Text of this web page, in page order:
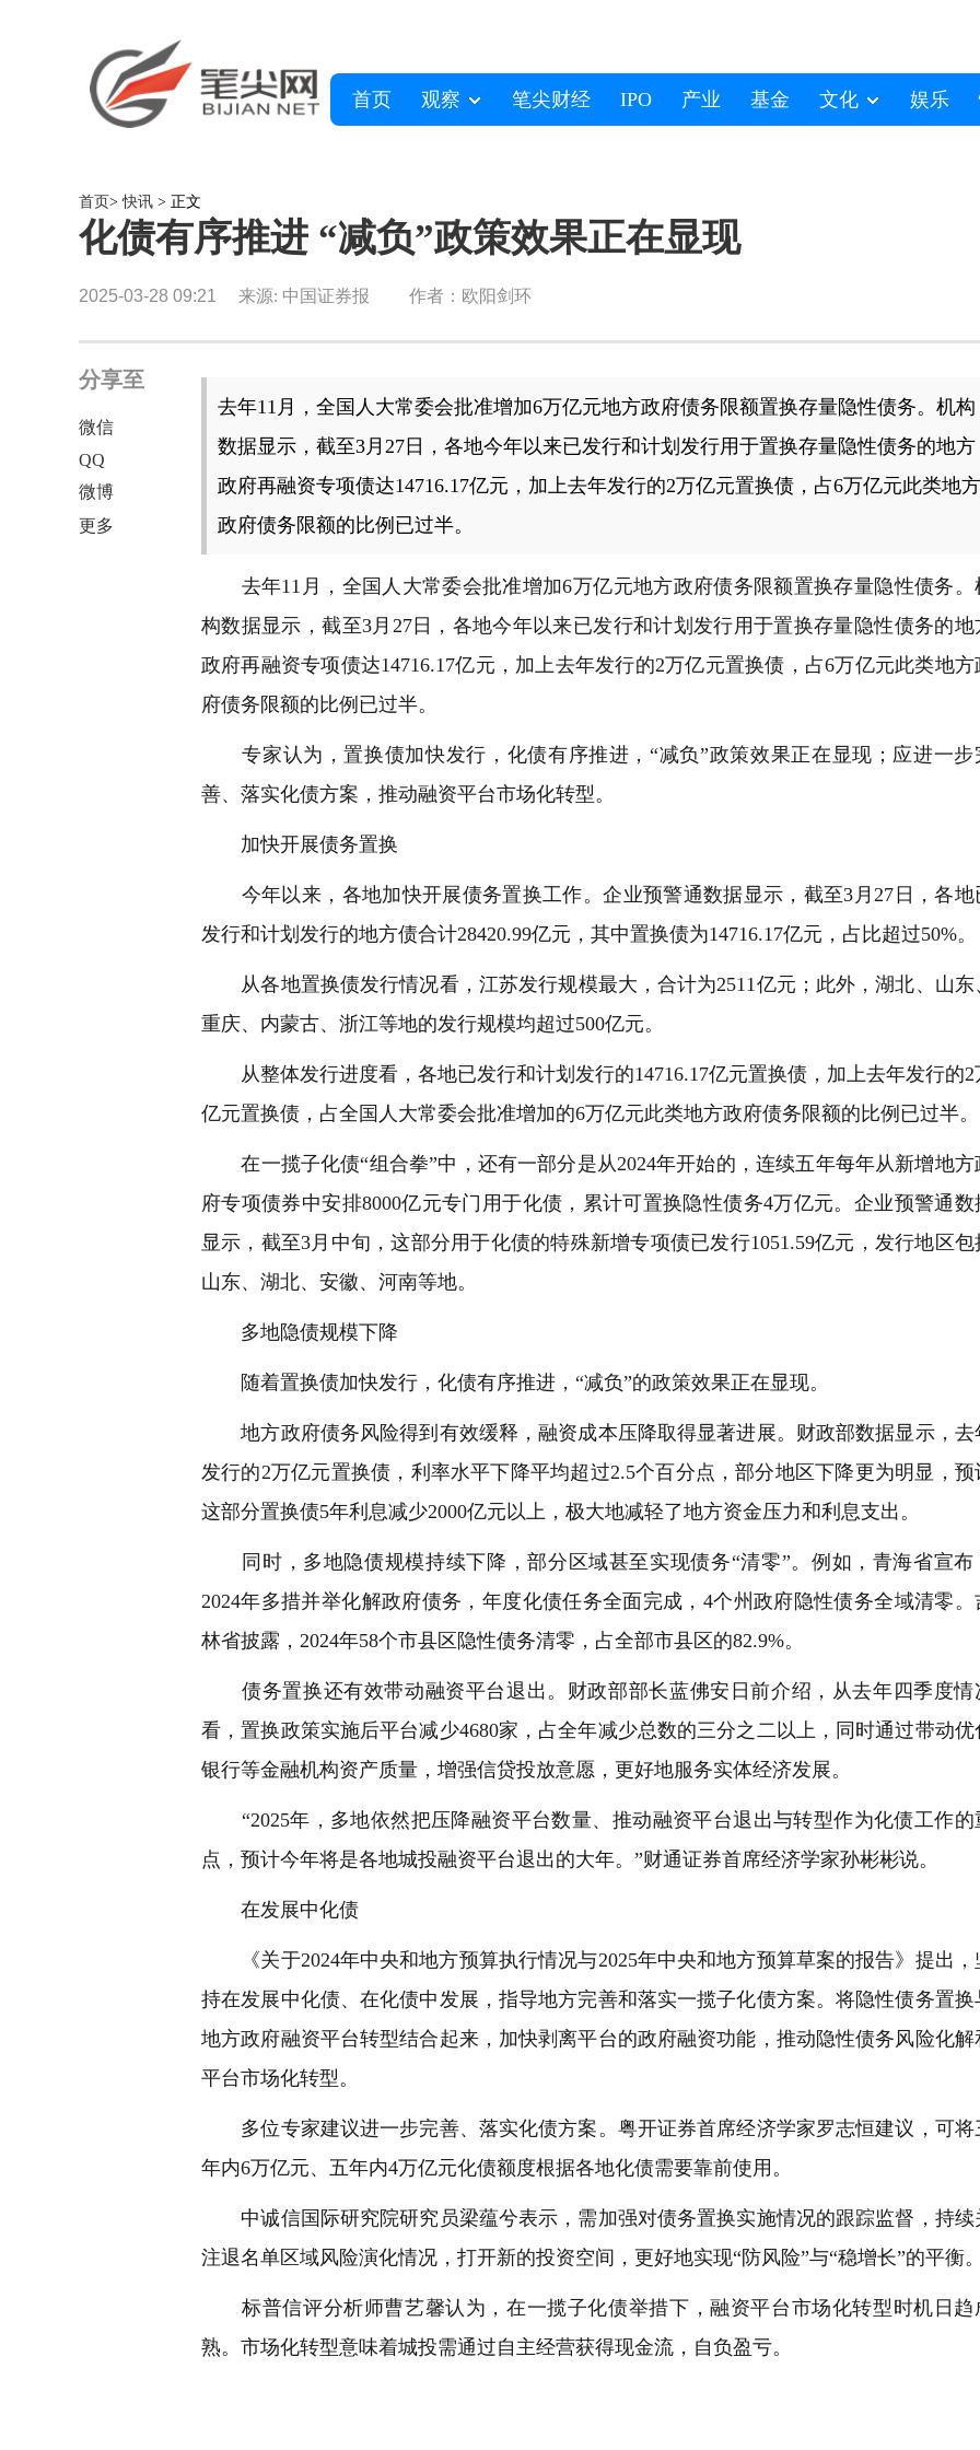
首页 观察 笔尖财经 IPO 产业 基金 文化 娱乐
首页>快讯 > 正文
化债有序推进 “减负”政策效果正在显现
2025-03-28 09:21 来源: 中国证券报 作者：欧阳剑环
分享至
微信
QQ
微博
更多
去年11月，全国人大常委会批准增加6万亿元地方政府债务限额置换存量隐性债务。机构
数据显示，截至3月27日，各地今年以来已发行和计划发行用于置换存量隐性债务的地方
政府再融资专项债达14716.17亿元，加上去年发行的2万亿元置换债，占6万亿元此类地方
政府债务限额的比例已过半。
去年11月，全国人大常委会批准增加6万亿元地方政府债务限额置换存量隐性债务。
构数据显示，截至3月27日，各地今年以来已发行和计划发行用于置换存量隐性债务的地
政府再融资专项债达14716.17亿元，加上去年发行的2万亿元置换债，占6万亿元此类地方
府债务限额的比例已过半。
专家认为，置换债加快发行，化债有序推进，“减负”政策效果正在显现；应进一步
善、落实化债方案，推动融资平台市场化转型。
加快开展债务置换
今年以来，各地加快开展债务置换工作。企业预警通数据显示，截至3月27日，各地
发行和计划发行的地方债合计28420.99亿元，其中置换债为14716.17亿元，占比超过50%。
从各地置换债发行情况看，江苏发行规模最大，合计为2511亿元；此外，湖北、山东
重庆、内蒙古、浙江等地的发行规模均超过500亿元。
从整体发行进度看，各地已发行和计划发行的14716.17亿元置换债，加上去年发行的2
亿元置换债，占全国人大常委会批准增加的6万亿元此类地方政府债务限额的比例已过半。
在一揽子化债“组合拳”中，还有一部分是从2024年开始的，连续五年每年从新增地方
府专项债券中安排8000亿元专门用于化债，累计可置换隐性债务4万亿元。企业预警通数
显示，截至3月中旬，这部分用于化债的特殊新增专项债已发行1051.59亿元，发行地区包
山东、湖北、安徽、河南等地。
多地隐债规模下降
随着置换债加快发行，化债有序推进，“减负”的政策效果正在显现。
地方政府债务风险得到有效缓释，融资成本压降取得显著进展。财政部数据显示，去
发行的2万亿元置换债，利率水平下降平均超过2.5个百分点，部分地区下降更为明显，预
这部分置换债5年利息减少2000亿元以上，极大地减轻了地方资金压力和利息支出。
同时，多地隐债规模持续下降，部分区域甚至实现债务“清零”。例如，青海省宣布
2024年多措并举化解政府债务，年度化债任务全面完成，4个州政府隐性债务全域清零。
林省披露，2024年58个市县区隐性债务清零，占全部市县区的82.9%。
债务置换还有效带动融资平台退出。财政部部长蓝佛安日前介绍，从去年四季度情
看，置换政策实施后平台减少4680家，占全年减少总数的三分之二以上，同时通过带动优
银行等金融机构资产质量，增强信贷投放意愿，更好地服务实体经济发展。
“2025年，多地依然把压降融资平台数量、推动融资平台退出与转型作为化债工作的
点，预计今年将是各地城投融资平台退出的大年。”财通证券首席经济学家孙彬彬说。
在发展中化债
《关于2024年中央和地方预算执行情况与2025年中央和地方预算草案的报告》提出，
持在发展中化债、在化债中发展，指导地方完善和落实一揽子化债方案。将隐性债务置换
地方政府融资平台转型结合起来，加快剥离平台的政府融资功能，推动隐性债务风险化解
平台市场化转型。
多位专家建议进一步完善、落实化债方案。粤开证券首席经济学家罗志恒建议，可将
年内6万亿元、五年内4万亿元化债额度根据各地化债需要靠前使用。
中诚信国际研究院研究员梁蕴兮表示，需加强对债务置换实施情况的跟踪监督，持续
注退名单区域风险演化情况，打开新的投资空间，更好地实现“防风险”与“稳增长”的平衡。
标普信评分析师曹艺馨认为，在一揽子化债举措下，融资平台市场化转型时机日趋
熟。市场化转型意味着城投需通过自主经营获得现金流，自负盈亏。